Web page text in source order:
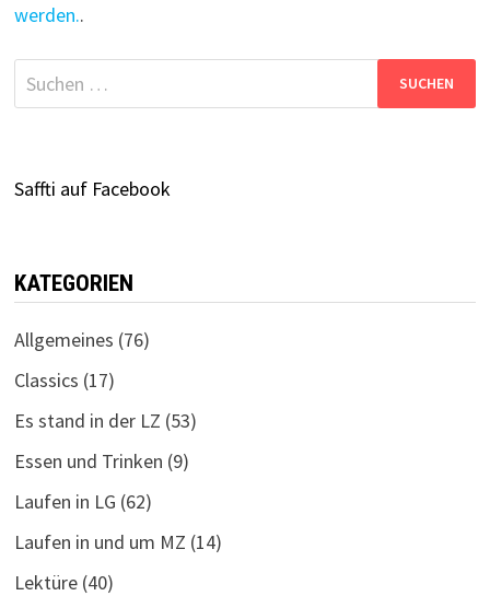
werden..
Suchen
nach:
Saffti auf Facebook
KATEGORIEN
Allgemeines (76)
Classics (17)
Es stand in der LZ (53)
Essen und Trinken (9)
Laufen in LG (62)
Laufen in und um MZ (14)
Lektüre(40)